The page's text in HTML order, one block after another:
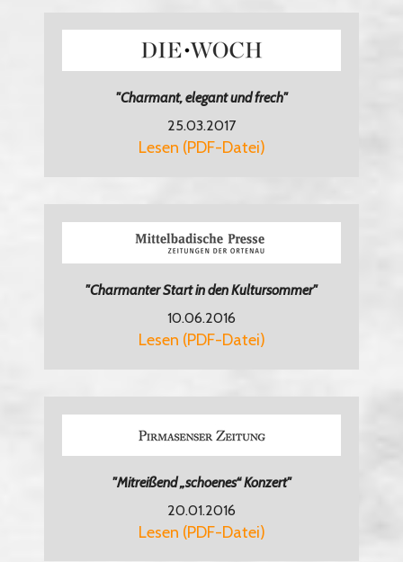
"Charmant, elegant und frech"
25.03.2017
Lesen (PDF-Datei)
"Charmanter Start in den Kultursommer"
10.06.2016
Lesen (PDF-Datei)
"Mitreißend „schoenes“ Konzert"
20.01.2016
Lesen (PDF-Datei)